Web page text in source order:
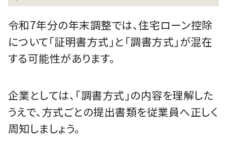
令和7年分の年末調整では、住宅ローン控除
について「証明書方式」と「調書方式」が混在
する可能性があります。
企業としては、「調書方式」の内容を理解した
うえで、方式ごとの提出書類を従業員へ正しく
周知しましょう。